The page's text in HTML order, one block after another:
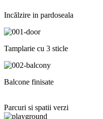
Incălzire in pardoseala
Tamplarie cu 3 sticle
Balcone finisate
Parcuri si spatii verzi